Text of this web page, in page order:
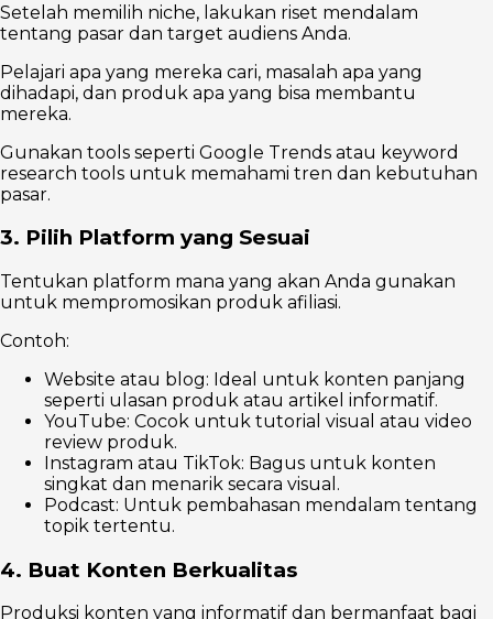
Setelah memilih niche, lakukan riset mendalam
tentang pasar dan target audiens Anda.
Pelajari apa yang mereka cari, masalah apa yang
dihadapi, dan produk apa yang bisa membantu
mereka.
Gunakan tools seperti Google Trends atau keyword
research tools untuk memahami tren dan kebutuhan
pasar.
3. Pilih Platform yang Sesuai
Tentukan platform mana yang akan Anda gunakan
untuk mempromosikan produk afiliasi.
Contoh:
Website atau blog: Ideal untuk konten panjang
seperti ulasan produk atau artikel informatif.
YouTube: Cocok untuk tutorial visual atau video
review produk.
Instagram atau TikTok: Bagus untuk konten
singkat dan menarik secara visual.
Podcast: Untuk pembahasan mendalam tentang
topik tertentu.
4. Buat Konten Berkualitas
Produksi konten yang informatif dan bermanfaat bagi